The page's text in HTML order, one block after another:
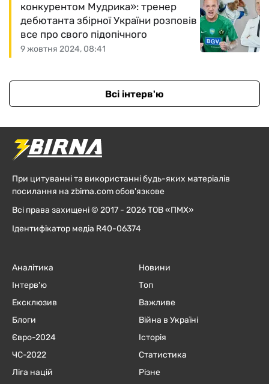
9 жовтня 2024, 08:41
конкурентом Мудрика»: тренер
дебютанта збірної України розповів
все про свого підопічного
Всі інтерв'ю
При цитуванні та використанні будь-яких матеріалів
посилання на zbirna.com обов'язкове
Всі права захищені © 2017 - 2026 ТОВ «ПМХ»
Ідентифікатор медіа R40-06374
Аналітика
Інтерв'ю
Ексклюзив
Блоги
Євро-2024
ЧC-2022
Ліга націй
Новини
Топ
Важливе
Війна в Україні
Історія
Статистика
Різне